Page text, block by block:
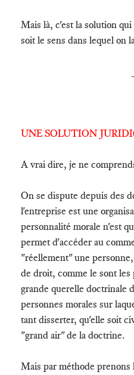
Mais là, c'est la solution
soit le sens dans lequel on
UNE SOLUTION
A vrai dire, je ne
On se dispute depuis des
l'entreprise est une
personnalité morale n'est
permet d'accéder au
"réellement" une
de droit, comme le sont
grande querelle doctrinale
personnes morales sur
tant disserter, qu'elle soit
"grand air" de la doctrine.
Mais par méthode